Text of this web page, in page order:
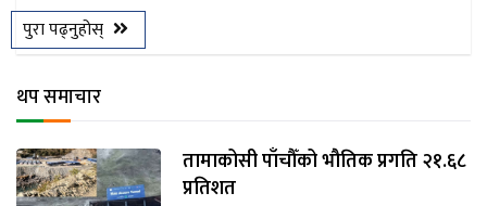
पुरा पढ्नुहोस्
थप समाचार
तामाकोसी पाँचौँको भौतिक प्रगति २१.६८
प्रतिशत